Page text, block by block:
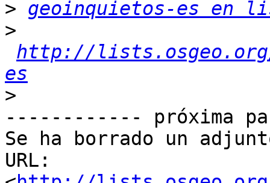
> geoinquietos-es en
>
http://
es
>
------------ próxima
Se ha borrado un
URL: